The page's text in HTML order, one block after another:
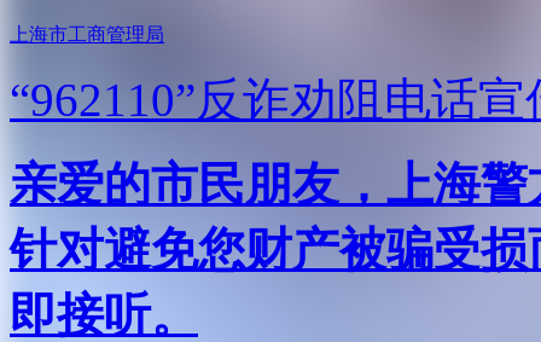
上海市工商管理局
“962110”反诈劝阻电话宣
亲爱的市民朋友，上海
针对避免您财产被骗受
即接听。